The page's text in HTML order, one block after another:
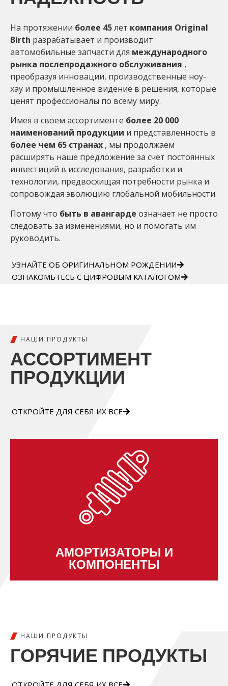
На протяжении более 45лет компания Original
Birth разрабатывает и производит
автомобильные запчасти для международного
рынка послепродажного обслуживания ,
преобразуя инновации, производственные ноу-
хау и промышленное видение в решения, которые
ценят профессионалы по всему миру.
Имея в своем ассортименте более 20 000
наименований продукции и представленность в
более чем 65 странах , мы продолжаем
расширять наше предложение за счет постоянных
инвестиций в исследования, разработки и
технологии, предвосхищая потребности рынка и
сопровождая эволюцию глобальной мобильности.
Потому что быть в авангарде означает не просто
следовать за изменениями, но и помогать им
руководить.
УЗНАЙТЕ ОБ ОРИГИНАЛЬНОМ РОЖДЕНИИ
ОЗНАКОМЬТЕСЬ С ЦИФРОВЫМ КАТАЛОГОМ
НАШИ ПРОДУКТЫ
АССОРТИМЕНТ
ПРОДУКЦИИ
ОТКРОЙТЕ ДЛЯ СЕБЯ ИХ ВСЕ
АМОРТИЗАТОРЫ И
КОМПОНЕНТЫ
НАШИ ПРОДУКТЫ
ГОРЯЧИЕ ПРОДУКТЫ